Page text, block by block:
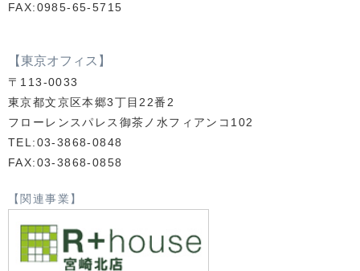
FAX:0985-65-5715
【東京オフィス】
〒113-0033
東京都文京区本郷3丁目22番2
フローレンスパレス御茶ノ水フィアンコ102
TEL:03-3868-0848
FAX:03-3868-0858
【関連事業】